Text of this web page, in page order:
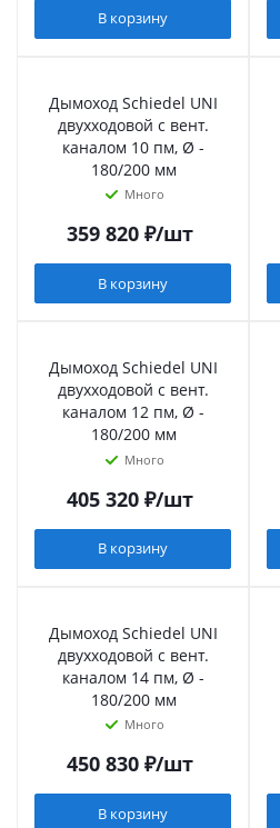
В корзину
Дымоход Schiedel UNI
двухходовой с вент.
каналом 10 пм, Ø -
180/200 мм
Много
359 820₽/шт
В корзину
Дымоход Schiedel UNI
двухходовой с вент.
каналом 12 пм, Ø -
180/200 мм
Много
405 320₽/шт
В корзину
Дымоход Schiedel UNI
двухходовой с вент.
каналом 14 пм, Ø -
180/200 мм
Много
450 830₽/шт
В корзину